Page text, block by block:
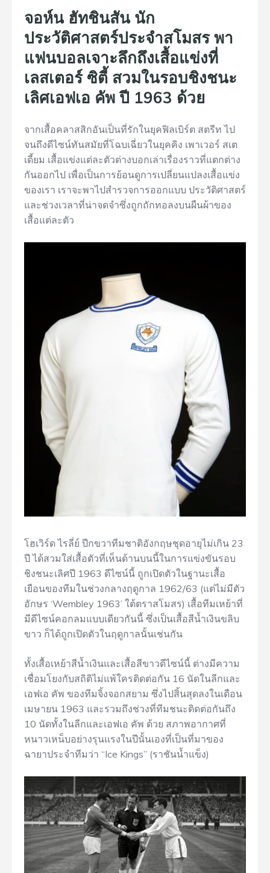
จอห์น ฮัทชินสัน นัก
ประวัติศาสตร์ประจำสโมสร พา
แฟนบอลเจาะลึกถึงเสื้อแข่งที่
เลสเตอร์ ซิตี้ สวมในรอบชิงชนะ
เลิศเอฟเอ คัพ ปี 1963 ด้วย
จากเสื้อคลาสสิกอันเป็นที่รักในยุคฟิลเบิร์ต สตรีท ไป
จนถึงดีไซน์ทันสมัยที่โฉบเฉี่ยวในยุคคิง เพาเวอร์ สเต
เดี้ยม เสื้อแข่งแต่ละตัวต่างบอกเล่าเรื่องราวที่แตกต่าง
กันออกไป เพื่อเป็นการย้อนดูการเปลี่ยนแปลงเสื้อแข่ง
ของเรา เราจะพาไปสำรวจการออกแบบ ประวัติศาสตร์
และช่วงเวลาที่น่าจดจำซึ่งถูกถักทอลงบนผืนผ้าของ
เสื้อแต่ละตัว
โฮเวิร์ด ไรลี่ย์ ปีกขวาทีมชาติอังกฤษชุดอายุไม่เกิน 23
ปี ได้สวมใส่เสื้อตัวที่เห็นด้านบนนี้ในการแข่งขันรอบ
ชิงชนะเลิศปี 1963 ดีไซน์นี้ ถูกเปิดตัวในฐานะเสื้อ
เยือนของทีมในช่วงกลางฤดูกาล 1962/63 (แต่ไม่มีตัว
อักษร ‘Wembley 1963’ ใต้ตราสโมสร) เสื้อทีมเหย้าที่
มีดีไซน์คอกลมแบบเดียวกันนี้ ซึ่งเป็นเสื้อสีน้ำเงินขลิบ
ขาว ก็ได้ถูกเปิดตัวในฤดูกาลนั้นเช่นกัน
ทั้งเสื้อเหย้าสีน้ำเงินและเสื้อสีขาวดีไซน์นี้ ต่างมีความ
เชื่อมโยงกับสถิติไม่แพ้ใครติดต่อกัน 16 นัดในลีกและ
เอฟเอ คัพ ของทีมจิ้งจอกสยาม ซึ่งไปสิ้นสุดลงในเดือน
เมษายน 1963 และรวมถึงช่วงที่ทีมชนะติดต่อกันถึง
10 นัดทั้งในลีกและเอฟเอ คัพ ด้วย สภาพอากาศที่
หนาวเหน็บอย่างรุนแรงในปีนั้นเองที่เป็นที่มาของ
ฉายาประจำทีมว่า “Ice Kings” (ราชันน้ำแข็ง)